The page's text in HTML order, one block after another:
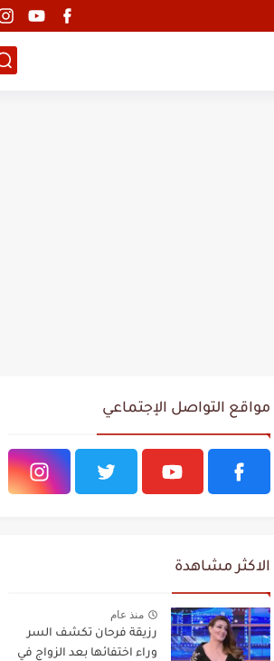
مواقع التواصل الإجتماعي
الاكثر مشاهدة
منذ عام
رزيقة فرحان تكشف السر
وراء اختفائها بعد الزواج في